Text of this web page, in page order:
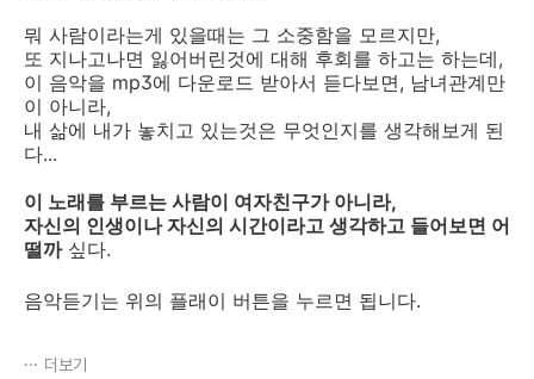
뭐 사람이라는게 있을때는 그 소중함을 모르지만,
또 지나고나면 잃어버린것에 대해 후회를 하고는 하는데,
이 음악을 mp3에 다운로드 받아서 듣다보면, 남녀관계만
이 아니라,
내 삶에 내가 놓치고 있는것은 무엇인지를 생각해보게 된
다...
이 노래를 부르는 사람이 여자친구가 아니라,
자신의 인생이나 자신의 시간이라고 생각하고 들어보면 어
떨까싶다.
음악듣기는 위의 플래이 버튼을 누르면 됩니다.
더보기